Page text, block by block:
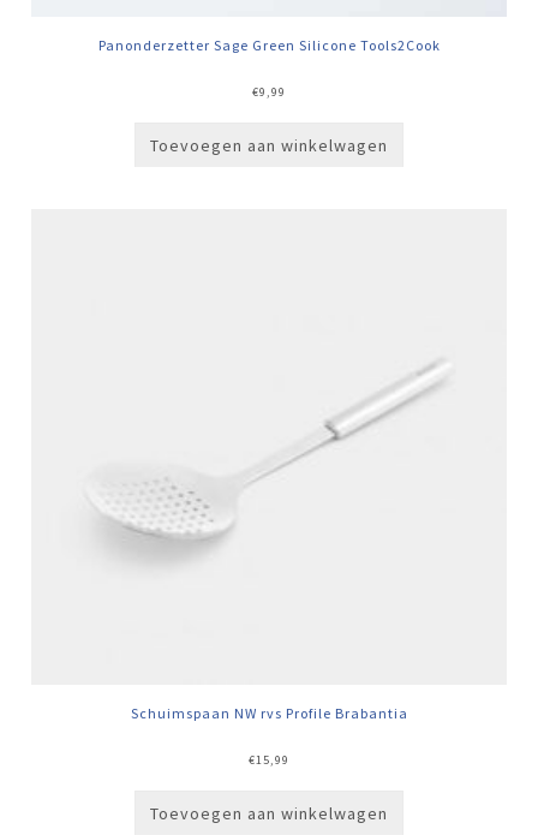
Panonderzetter Sage Green Silicone Tools2Cook
€9,99
Toevoegen aan winkelwagen
Schuimspaan NW rvs Profile Brabantia
€15,99
Toevoegen aan winkelwagen